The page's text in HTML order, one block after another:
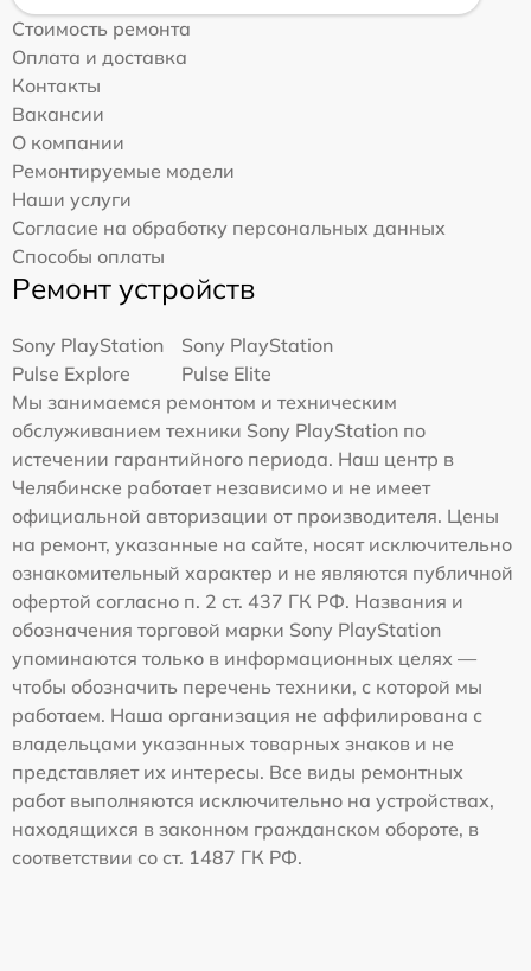
Стоимость ремонта
Оплата и доставка
Контакты
Вакансии
О компании
Ремонтируемые модели
Наши услуги
Согласие на обработку персональных данных
Способы оплаты
Ремонт устройств
Sony PlayStation
Pulse Explore
Sony PlayStation
Pulse Elite
Мы занимаемся ремонтом и техническим
обслуживанием техники Sony PlayStation по
истечении гарантийного периода. Наш центр в
Челябинске работает независимо и не имеет
официальной авторизации от производителя. Цены
на ремонт, указанные на сайте, носят исключительно
ознакомительный характер и не являются публичной
офертой согласно п. 2 ст. 437 ГК РФ. Названия и
обозначения торговой марки Sony PlayStation
упоминаются только в информационных целях —
чтобы обозначить перечень техники, с которой мы
работаем. Наша организация не аффилирована с
владельцами указанных товарных знаков и не
представляет их интересы. Все виды ремонтных
работ выполняются исключительно на устройствах,
находящихся в законном гражданском обороте, в
соответствии со ст. 1487 ГК РФ.